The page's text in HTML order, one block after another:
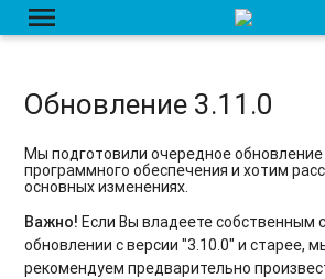
menu
Обновление 3.11.0
Мы подготовили очередное
программного обеспечения и хотим
основных изменениях.
Важно! Если Вы владеете собственным
обновлении с версии "3.10.0" и старее,
рекомендуем предварительно